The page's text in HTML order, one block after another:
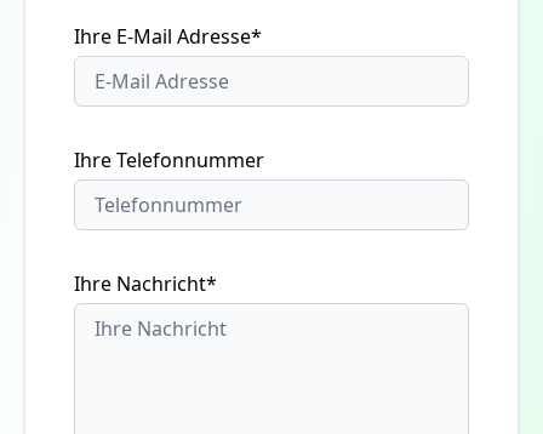
Ihre E-Mail Adresse*
Ihre Telefonnummer
Ihre Nachricht*